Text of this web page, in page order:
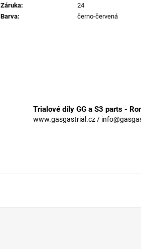
Záruka:
24
Barva: černo-červená
Trialové díly GG a S3 parts -
www.gasgastrial.cz /